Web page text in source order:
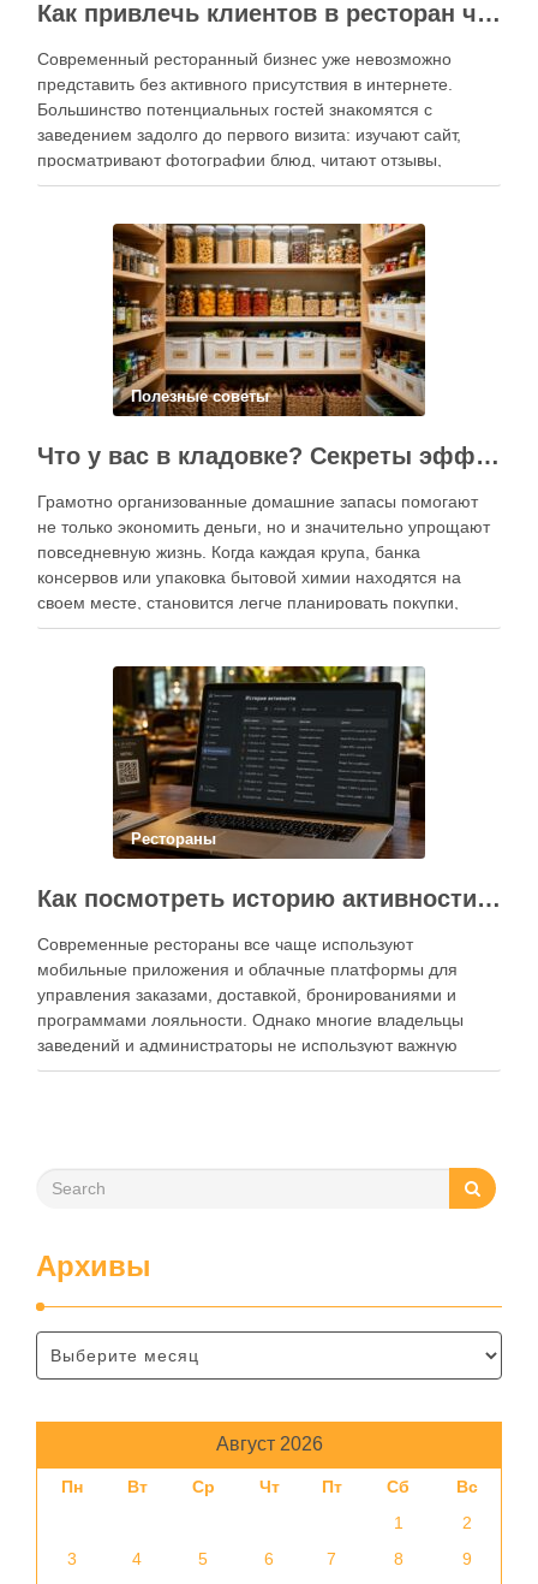
Как привлечь клиентов в ресторан через интернет: каким должен быть сайт и как эффективно использовать социальные сети
Современный ресторанный бизнес уже невозможно
представить без активного присутствия в интернете.
Большинство потенциальных гостей знакомятся с
заведением задолго до первого визита: изучают сайт,
просматривают фотографии блюд, читают отзывы,
оценивают интерьер, сравнивают цены и даже смотрят
продвижение становится одним из ключевых
инструментов увеличения посещаемости, повышения …
Полезные советы
Что у вас в кладовке? Секреты эффективного планирования запасов
Грамотно организованные домашние запасы помогают
не только экономить деньги, но и значительно упрощают
повседневную жизнь. Когда каждая крупа, банка
консервов или упаковка бытовой химии находятся на
своем месте, становится легче планировать покупки,
готовить блюда и избегать лишних расходов.
перестал быть исключительно способом подготовки к …
Рестораны
Как посмотреть историю активности приложения для ресторана и зачем это нужно бизнесу
Современные рестораны все чаще используют
мобильные приложения и облачные платформы для
управления заказами, доставкой, бронированиями и
программами лояльности. Однако многие владельцы
заведений и администраторы не используют важную
функцию — просмотр истории активности приложения.
Архивы
Август 2026
Пн Вт Ср Чт Пт Сб
Вс
1
2
3
4 5 6 7 8
9